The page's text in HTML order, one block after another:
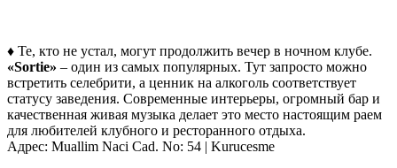
♦ Те, кто не устал, могут продолжить вечер в ночном клубе.
«Sortie» – один из самых популярных. Тут запросто можно
встретить селебрити, а ценник на алкоголь соответствует
статусу заведения. Современные интерьеры, огромный бар и
качественная живая музыка делает это место настоящим раем
для любителей клубного и ресторанного отдыха.
Адрес: Muallim Naci Cad. No: 54 | Kurucesme